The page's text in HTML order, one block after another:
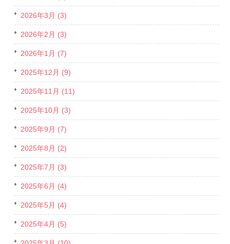
2026年3月 (3)
2026年2月 (3)
2026年1月 (7)
2025年12月 (9)
2025年11月 (11)
2025年10月 (3)
2025年9月 (7)
2025年8月 (2)
2025年7月 (3)
2025年6月 (4)
2025年5月 (4)
2025年4月 (5)